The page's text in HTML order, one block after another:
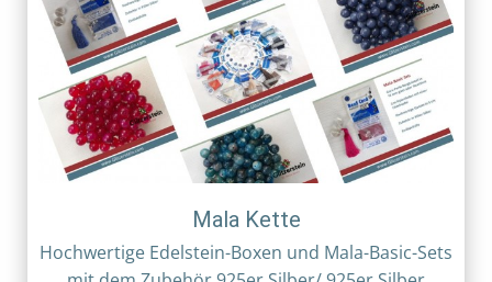
Mala Kette
Hochwertige Edelstein-Boxen und Mala-Basic-Sets